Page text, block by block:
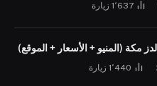
1٬637 زيارة
مكة (المنيو + الأسعار + الموقع)
1٬440 زيارة